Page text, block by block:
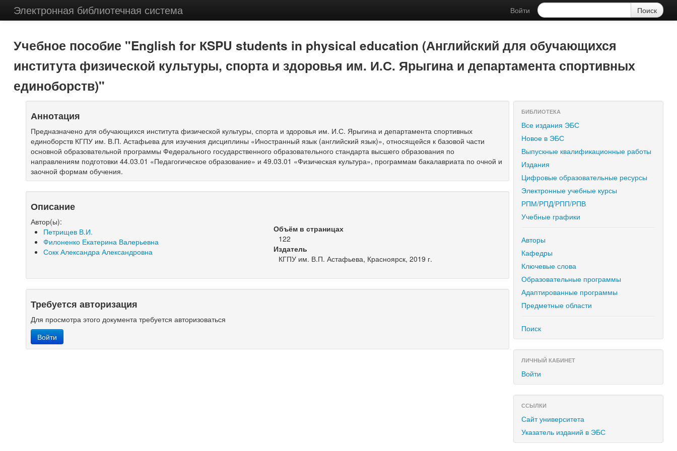
Электронная библиотечная система Войти
Учебное пособие "English for КSPU students in physical education (Английский для обучающихся
института физической культуры, спорта и здоровья им. И.С. Ярыгина и департамента спортивных
единоборств)"
Аннотация
Предназначено для обучающихся института физической культуры, спорта и здоровья им. И.С. Ярыгина и департамента спортивных
единоборств КГПУ им. В.П. Астафьева для изучения дисциплины «Иностранный язык (английский язык)», относящейся к базовой части
основной образовательной программы Федерального государственного образовательного стандарта высшего образования по
направлениям подготовки 44.03.01 «Педагогическое образование» и 49.03.01 «Физическая культура», программам бакалавриата по очной и
заочной формам обучения.
Описание
Автор(ы):
Петрищев В.И.
Филоненко Екатерина Валерьевна
Сокк Александра Александровна
Объём в страницах
122
Издатель
КГПУ им. В.П. Астафьева, Красноярск, 2019 г.
Требуется авторизация
Для просмотра этого документа требуется авторизоваться
Войти
БИБЛИОТЕКА
Все издания ЭБС
Новое в ЭБС
Выпускные квалификационные работы
Издания
Цифровые образовательные ресурсы
Электронные учебные курсы
РПМ/РПД/РПП/РПВ
Учебные графики
Авторы
Кафедры
Ключевые слова
Образовательные программы
Адаптированные программы
Предметные области
Поиск
ЛИЧНЫЙ КАБИНЕТ
Войти
ССЫЛКИ
Сайт университета
Указатель изданий в ЭБС